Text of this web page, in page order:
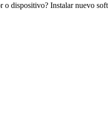
dispositivo? Instalar nuevo